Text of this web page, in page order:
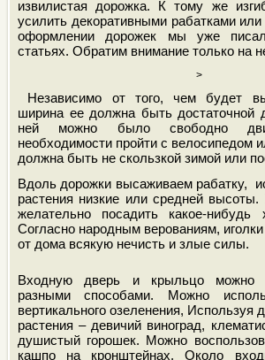
извилистая дорожка. К тому же
усилить декоративными рабатками
оформлении дорожек мы уже
статьях. Обратим внимание только на
>
Независимо от того, чем будет
ширина ее должна быть достаточной
ней можно было свободно
необходимости пройти с велосипедом
должна быть не скользкой зимой или
Вдоль дорожки высаживаем рабатку,
растения низкие или средней
желательно посадить какое-нибудь
Согласно народным верованиям,
от дома всякую нечисть и злые силы.
Входную дверь и крыльцо можно
разными способами. Можно
вертикального озеленения, Используя
растения – девичий виноград,
душистый горошек. Можно
кашпо на кронштейнах. Около